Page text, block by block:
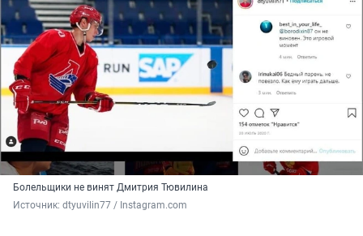
Болельщики не винят Дмитрия Тювилина
Источник: dtyuvilin77 / Instagram.com